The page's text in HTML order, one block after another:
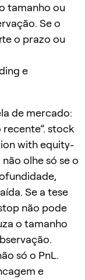
tamanho ou
Se o
o prazo ou
e
de mercado:
stock
with equity-
olhe só se o
Se a tese
não pode
o tamanho
só o PnL.
e